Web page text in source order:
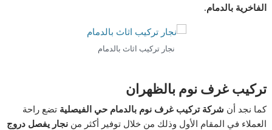
الفاخرية بالدمام.
نجار تركيب اثاث بالدمام
تركيب غرف نوم بالظهران
كما نجد أن شركة تركيب غرف نوم بالدمام حي الفيصليةتضع راحة
العملاء في المقام الأول وذلك من خلال توفير أكثر مننجار يفصل دروج